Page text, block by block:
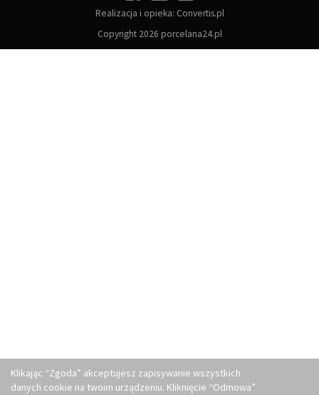
Realizacja i opieka: Convertis.pl
Copyright 2026 porcelana24.pl
Klikając “Zgoda” akceptujesz zapisywanie wszystkich
danych cookie na twoim urządzeniu. Kliknięcie “Odmowa”